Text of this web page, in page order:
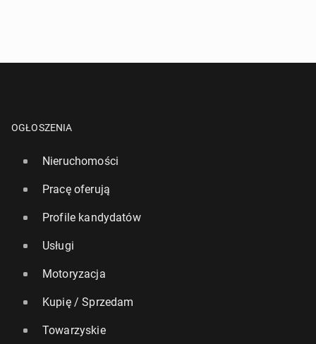
OGŁOSZENIA
Nieruchomości
Pracę oferują
Profile kandydatów
Usługi
Motoryzacja
Kupię / Sprzedam
Towarzyskie